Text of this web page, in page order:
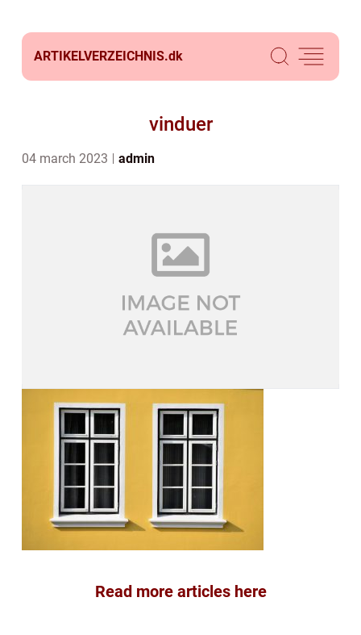
ARTIKELVERZEICHNIS.dk
vinduer
04 march 2023 admin
Read more articles here